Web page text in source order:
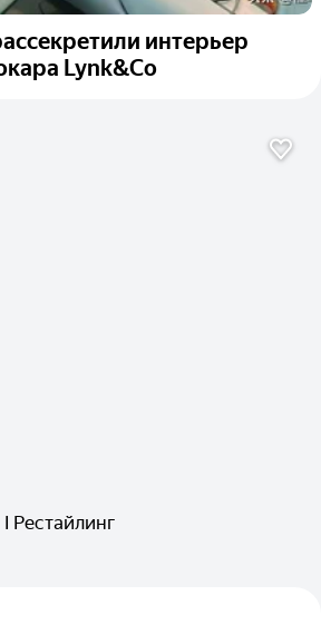
интерьер
Lynk&Co
Рестайлинг